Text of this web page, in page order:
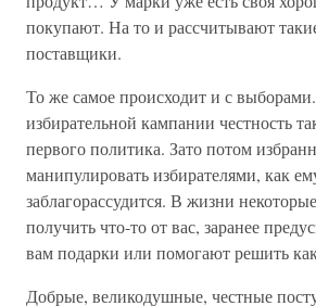
покупают. На то и рассчитывают
поставщики.
То же самое происходит и с
избирательной кампании честность
первого политика. Зато потом
манипулировать избирателями, как
заблагорассудится. В жизни
получить что-то от вас, заранее
вам подарки или помогают решить
Добрые, великодушные, честные